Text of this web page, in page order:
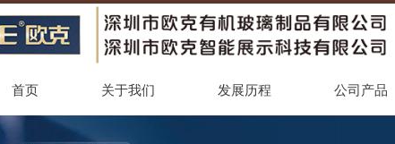
首页 关于我们 发展历程 公司产品